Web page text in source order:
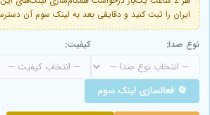
ایران را ثبت کنید و دقایقی بعد به لینک سوم آن
نوع صدا: کیفیت:
🔄 فعالسازی لینک سوم